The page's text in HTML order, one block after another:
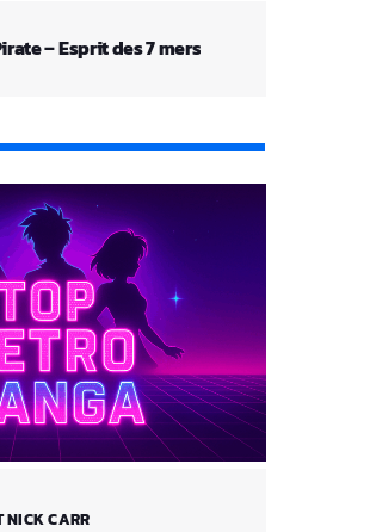
– Esprit des 7 mers
NICK CARR